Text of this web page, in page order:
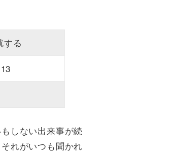
する
しない出来事が続
れがいつも聞かれ